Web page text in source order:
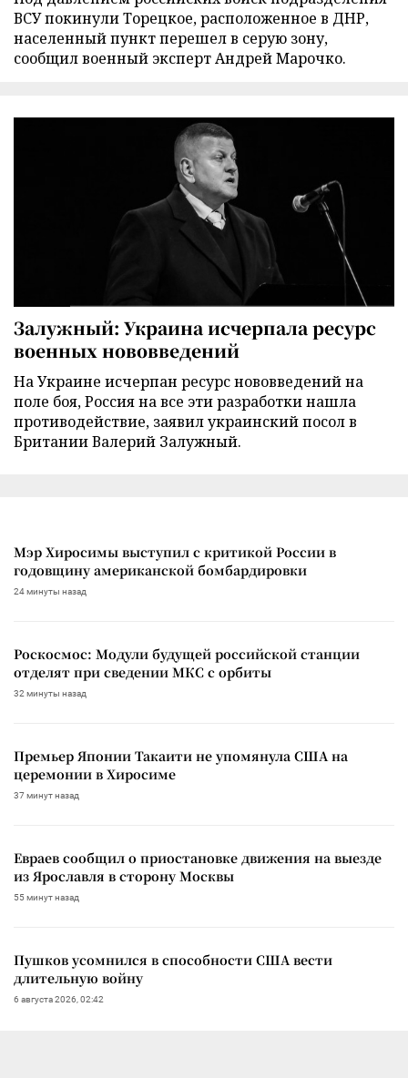
ВСУ покинули Торецкое, расположенное в ДНР,
населенный пункт перешел в серую зону,
сообщил военный эксперт Андрей Марочко.
Залужный: Украина исчерпала ресурс
военных нововведений
На Украине исчерпан ресурс нововведений на
поле боя, Россия на все эти разработки нашла
противодействие, заявил украинский посол в
Британии Валерий Залужный.
Мэр Хиросимы выступил с критикой России в
годовщину американской бомбардировки
24 минуты назад
Роскосмос: Модули будущей российской станции
отделят при сведении МКС с орбиты
32 минуты назад
Премьер Японии Такаити не упомянула США на
церемонии в Хиросиме
37 минут назад
Евраев сообщил о приостановке движения на выезде
из Ярославля в сторону Москвы
55 минут назад
Пушков усомнился в способности США вести
длительную войну
6 августа 2026, 02:42